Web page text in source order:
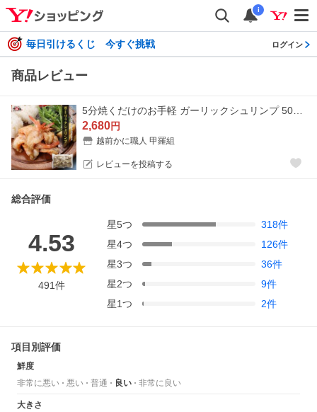
i
毎日引けるくじ 今すぐ挑戦 ログイン
商品レビュー
2,680円
越前かに職人 甲羅組
レビューを投稿する
総合評価
4.53
491件
星5つ 318件
星4つ 126件
星3つ 36件
星2つ 9件
星1つ 2件
項目別評価
鮮度
非常に悪い
悪い 普通 良い 非常に良い
大きさ